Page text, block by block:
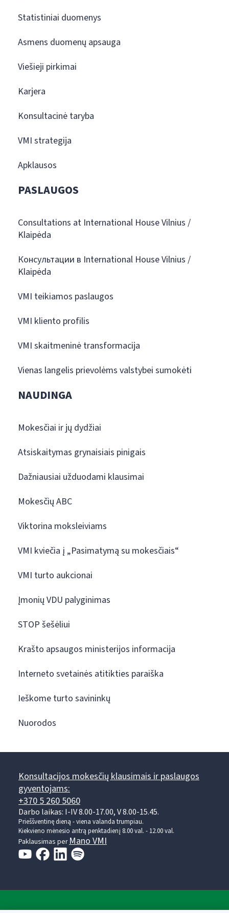
Statistiniai duomenys
Asmens duomenų apsauga
Viešieji pirkimai
Karjera
Konsultacinė taryba
VMI strategija
Apklausos
PASLAUGOS
Consultations at International House Vilnius /
Klaipėda
Консультации в International House Vilnius /
Klaipėda
VMI teikiamos paslaugos
VMI kliento profilis
VMI skaitmeninė transformacija
Vienas langelis prievolėms valstybei sumokėti
NAUDINGA
Mokesčiai ir jų dydžiai
Atsiskaitymas grynaisiais pinigais
Dažniausiai užduodami klausimai
Mokesčių ABC
Viktorina moksleiviams
VMI kviečia į „Pasimatymą su mokesčiais“
VMI turto aukcionai
Įmonių VDU palyginimas
STOP šešėliui
Krašto apsaugos ministerijos informacija
Interneto svetainės atitikties paraiška
Ieškome turto savininkų
Nuorodos
Konsultacijos mokesčių klausimais ir paslaugos
gyventojams:
+370 5 260 5060
Darbo laikas: I-IV 8.00-17.00, V 8.00-15.45.
Prieššventinę dieną - viena valanda trumpiau.
Kiekvieno mėnesio antrą penktadienį 8.00 val. - 12.00 val.
Paklausimas per Mano VMI